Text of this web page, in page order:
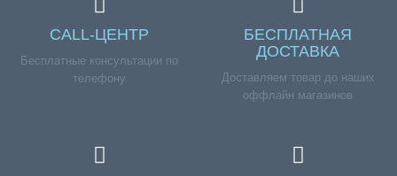
CALL-ЦЕНТР
Бесплатные консультации по
телефону
БЕСПЛАТНАЯ
ДОСТАВКА
Доставляем товар до наших
оффлайн магазинов